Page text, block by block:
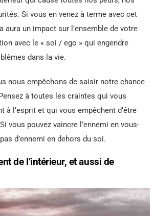
Si vous en venez à terme avec cet
aura un impact sur l’ensemble de votre
avec le « soi / ego » qui engendre
dans la vie.
nous empêchons de saisir notre chance
à toutes les craintes qui vous
à l’esprit et qui vous empêchent d’être
vous pouvez vaincre l’ennemi en vous-
d’ennemi en dehors du soi.
de l’intérieur, et aussi de